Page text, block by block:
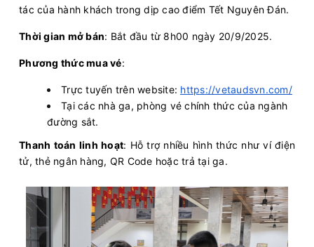
tác của hành khách trong dịp cao điểm Tết Nguyên Đán.
Thời gian mở bán: Bắt đầu từ 8h00 ngày 20/9/2025.
Phương thức mua vé:
Trực tuyến trên website: https://vetaudsvn.com/
Tại các nhà ga, phòng vé chính thức của ngành
đường sắt.
Thanh toán linh hoạt: Hỗ trợ nhiều hình thức như ví điện
tử, thẻ ngân hàng, QR Code hoặc trả tại ga.